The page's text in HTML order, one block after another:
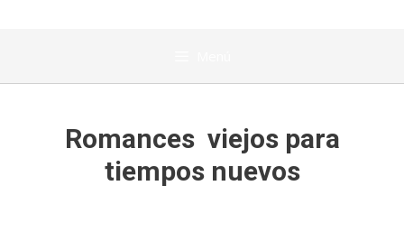
Romances viejos para
tiempos nuevos